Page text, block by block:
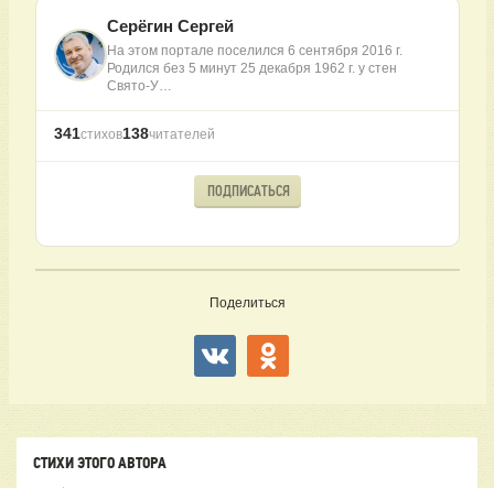
Серёгин Сергей
На этом портале поселился 6 сентября 2016 г.
Родился без 5 минут 25 декабря 1962 г. у стен
Свято-У…
341стихов138читателей
ПОДПИСАТЬСЯ
Поделиться
СТИХИ ЭТОГО АВТОРА